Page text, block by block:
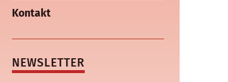
Kontakt
NEWSLETTER